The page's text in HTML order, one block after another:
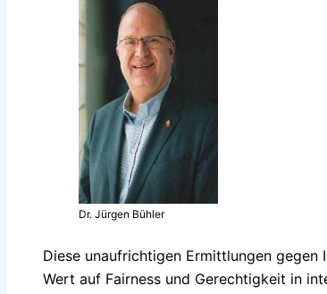
Dr. Jürgen Bühler
Diese unaufrichtigen Ermittlungen
Wert auf Fairness und Gerechtigkeit in